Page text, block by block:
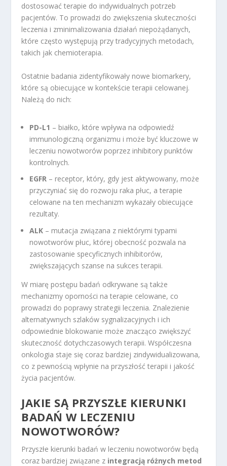
dostosować terapie do indywidualnych potrzeb
pacjentów. To prowadzi do zwiększenia skuteczności
leczenia i zminimalizowania działań niepożądanych,
które często występują przy tradycyjnych metodach,
takich jak chemioterapia.
Ostatnie badania zidentyfikowały nowe biomarkery,
które są obiecujące w kontekście terapii celowanej.
Należą do nich:
PD-L1 – białko, które wpływa na odpowiedź
immunologiczną organizmu i może być kluczowe w
leczeniu nowotworów poprzez inhibitory punktów
kontrolnych.
EGFR – receptor, który, gdy jest aktywowany, może
przyczyniać się do rozwoju raka płuc, a terapie
celowane na ten mechanizm wykazały obiecujące
rezultaty.
ALK – mutacja związana z niektórymi typami
nowotworów płuc, której obecność pozwala na
zastosowanie specyficznych inhibitorów,
zwiększających szanse na sukces terapii.
W miarę postępu badań odkrywane są także
mechanizmy oporności na terapie celowane, co
prowadzi do poprawy strategii leczenia. Znalezienie
alternatywnych szlaków sygnalizacyjnych i ich
odpowiednie blokowanie może znacząco zwiększyć
skuteczność dotychczasowych terapii. Współczesna
onkologia staje się coraz bardziej zindywidualizowana,
co z pewnością wpłynie na przyszłość terapii i jakość
życia pacjentów.
JAKIE SĄ PRZYSZŁE KIERUNKI
BADAŃ W LECZENIU
NOWOTWORÓW?
Przyszłe kierunki badań w leczeniu nowotworów będą
coraz bardziej związane z integracją różnych metod